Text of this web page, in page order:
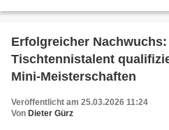
Erfolgreicher
Tischtennistalent
Mini-Meisterschaften
Veröffentlicht am 25.03.2026 11:24
Von Dieter Gürz